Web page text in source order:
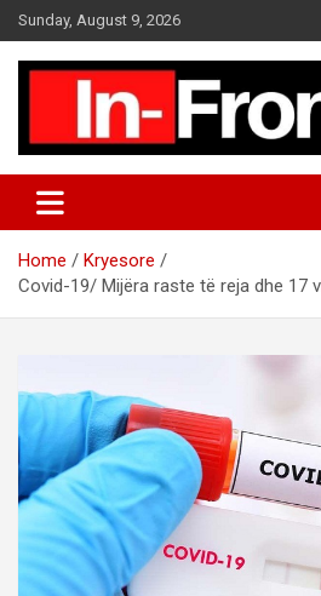
k
t
Sunday, August 9, 2026
Home
Kryesore
Covid-19/ Mijëra raste të reja dhe 17